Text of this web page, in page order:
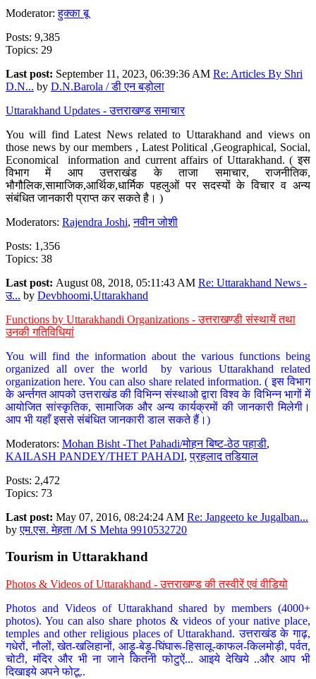
Moderator:हुक्का बू
Posts: 9,385
Topics: 29
Last post: September 11, 2023, 06:39:36 AM Re: Articles By Shri
D.N... by D.N.Barola / डी एन बड़ोला
Uttarakhand Updates - उत्तराखण्ड समाचार
You will find Latest News related to Uttarakhand and views on
those news by our members , Latest Political ,Geographical, Social,
Economical information and current affairs of Uttarakhand. ( इस
विभाग में आप उत्तराखंड के ताजा समाचार, राजनीतिक,
भौगौलिक,सामाजिक,आर्थिक,धार्मिक पहलुओं पर सदस्यों के विचार व अन्य
संबंधित जानकारी प्राप्त कर सकते है। )
Moderators: Rajendra Joshi,नवीन जोशी
Posts: 1,356
Topics: 38
Last post: August 08, 2018, 05:11:43 AM Re: Uttarakhand News -
उ... by Devbhoomi,Uttarakhand
Functions by Uttarakhandi Organizations - उत्तराखण्डी संस्थायें तथा
उनकी गतिविधियां
You will find the information about the various functions being
organized all over the world by various Uttarakhand related
organization here. You can also share related information. ( इस विभाग
के अर्न्तगत आपको उत्तराखंड की विभिन्न संस्थाओ द्वारा विश्व के विभिन्न भागों में
आयोजित सांस्कृतिक, सामाजिक और अन्य कार्यक्रमों की जानकारी मिलेगी।
आप भी यहाँ इससे संबंधित जानकारी डाल सकते हैं।)
Moderators: Mohan Bisht -Thet Pahadi/मोहन बिष्ट-ठेठ पहाडी,
KAILASH PANDEY/THET PAHADI,प्रहलाद तडियाल
Posts: 2,472
Topics: 73
Last post: May 07, 2016, 08:24:24 AM Re: Jangeeto ke Jugalban...
byएम.एस. मेहता /M S Mehta 9910532720
Tourism in Uttarakhand
Photos & Videos of Uttarakhand - उत्तराखण्ड की तस्वीरें एवं वीडियो
Photos and Videos of Uttarakhand shared by members (4000+
photos). You can also share photos & videos of your native place,
temples and other religious places of Uttarakhand. उत्तराखंड के गाढ़,
गधेरों, नौलों, खेत-खलिहानों, आड़ू-बेड़ू-घिंघारू-हिसालू-काफल-किलमोड़ी, पर्वत,
चोटी, मंदिर और भी ना जाने कितनी फोटुऐं... आइये देखिये ..और आप भी
दिखाइये अपने फोटू..